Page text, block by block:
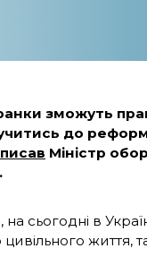
зможуть
до
Міністр
сьогодні в
життя,